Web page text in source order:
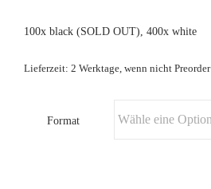
100x black (SOLD OUT), 400x white
Lieferzeit: 2 Werktage, wenn nicht Preorder
Format